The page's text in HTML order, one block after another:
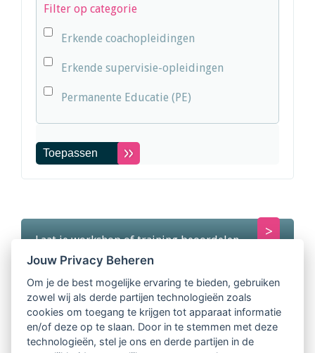
Filter op categorie
Erkende coachopleidingen
Erkende supervisie-opleidingen
Permanente Educatie (PE)
Laat je workshop of training beoordelen.
Erkenning aanvragen?
Erkenning Coachopleiding
Jouw Privacy Beheren
Om je de best mogelijke ervaring te bieden, gebruiken
zowel wij als derde partijen technologieën zoals
cookies om toegang te krijgen tot apparaat informatie
en/of deze op te slaan. Door in te stemmen met deze
technologieën, stel je ons en derde partijen in de